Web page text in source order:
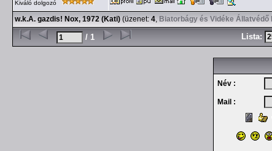
Kiváló dolgozó
w.k.A. gazdis! Nox, 1972 (Kati) (üzenet: 4, Biatorbágy és Vidéke Állatvédő
/ 1 Lista:
Név :
Mail :